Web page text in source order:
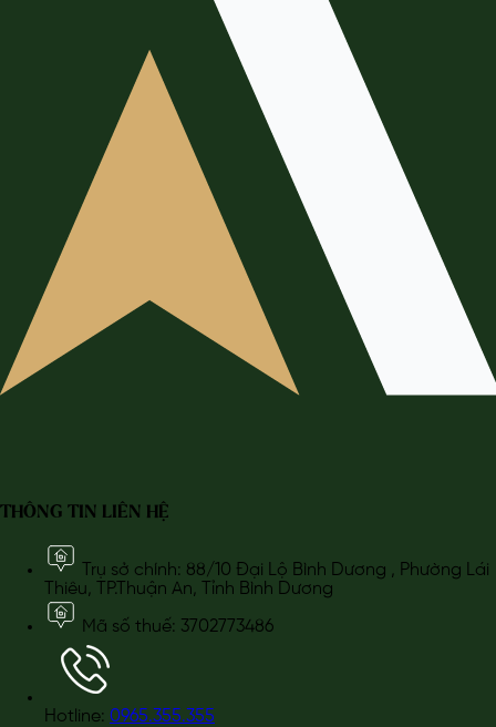
THÔNG TIN LIÊN HỆ
Trụ sở chính: 88/10 Đại Lộ Bình Dương , Phường Lái
Thiêu, TP.Thuận An, Tỉnh Bình Dương
Mã số thuế: 3702773486
Hotline: 0965.355.355